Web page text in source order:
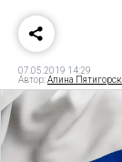
07.05.2019 14:29
Автор:Алина